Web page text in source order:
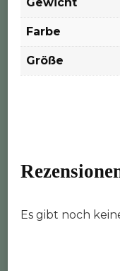
Farbe
Größe
Es gibt noch